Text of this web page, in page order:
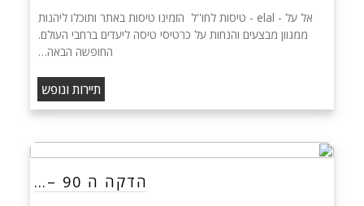
אל על - elal - טיסות לחו''ל הזמינו טיסות באתר ותוכלו ליהנות
ממגוון מבצעים והנחות על כרטיסי טיסה ליעדים ברחבי העולם.
החופשה הבאה…
תיירות ונופש
הדקה ה 90 –…